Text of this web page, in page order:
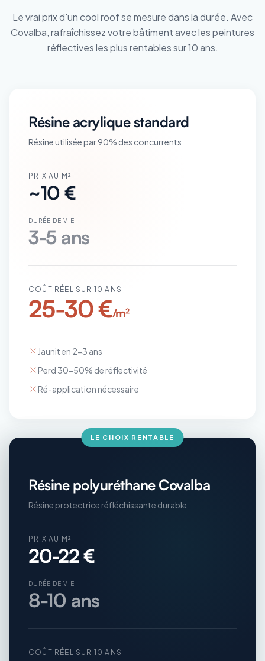
Le vrai prix d'un cool roof se mesure dans la durée. Avec
Covalba, rafraîchissez votre bâtiment avec les peintures
réflectives les plus rentables sur 10 ans.
Résine acrylique standard
Résine utilisée par 90% des concurrents
PRIX AU M²
~10 €
DURÉE DE VIE
3-5 ans
COÛT RÉEL SUR 10 ANS
25-30 €/m²
Jaunit en 2-3 ans
Perd 30-50% de réflectivité
Ré-application nécessaire
LE CHOIX RENTABLE
Résine polyuréthane Covalba
Résine protectrice réfléchissante durable
PRIX AU M²
20-22 €
DURÉE DE VIE
8-10 ans
COÛT RÉEL SUR 10 ANS